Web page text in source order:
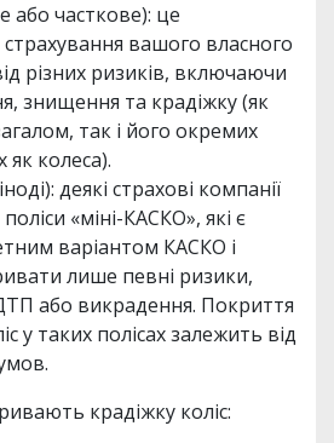
або часткове): це
вашого власного
різних ризиків, включаючи
знищення та крадіжку (як
так і його окремих
як колеса).
деякі страхові компанії
«міні-КАСКО», які є
варіантом КАСКО і
лише певні ризики,
або викрадення. Покриття
у таких полісах залежить від
крадіжку коліс: